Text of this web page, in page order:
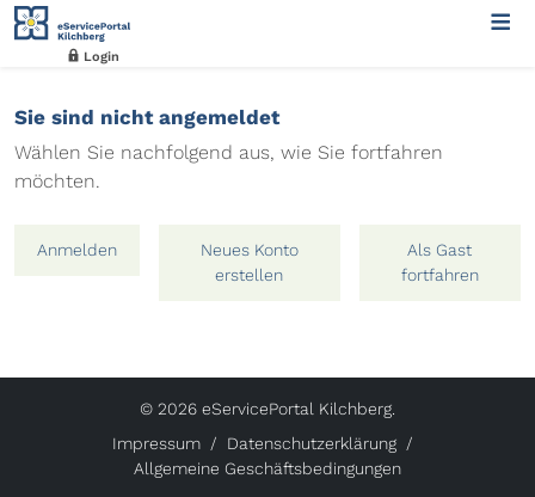
Login
Sie sind nicht angemeldet
Wählen Sie nachfolgend aus, wie Sie fortfahren
möchten.
Anmelden
Neues Konto
erstellen
Als Gast
fortfahren
© 2026 eServicePortal Kilchberg.
Impressum
Datenschutzerklärung
Allgemeine Geschäftsbedingungen